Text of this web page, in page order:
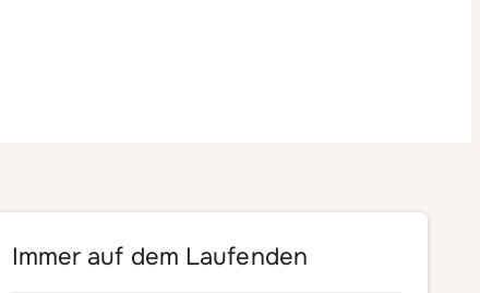
Immer auf dem Laufenden